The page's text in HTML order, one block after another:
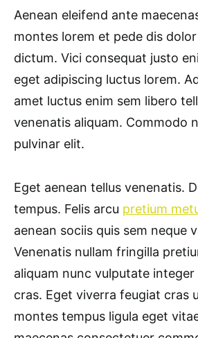
Aenean eleifend ante
montes lorem et pede dis
dictum. Vici consequat justo
eget adipiscing luctus lorem.
amet luctus enim sem libero
venenatis aliquam. Commodo
pulvinar elit.
Eget aenean tellus venenatis.
tempus. Felis arcu pretium
aenean sociis quis sem neque
Venenatis nullam fringilla
aliquam nunc vulputate integer
cras. Eget viverra feugiat cras
montes tempus ligula eget